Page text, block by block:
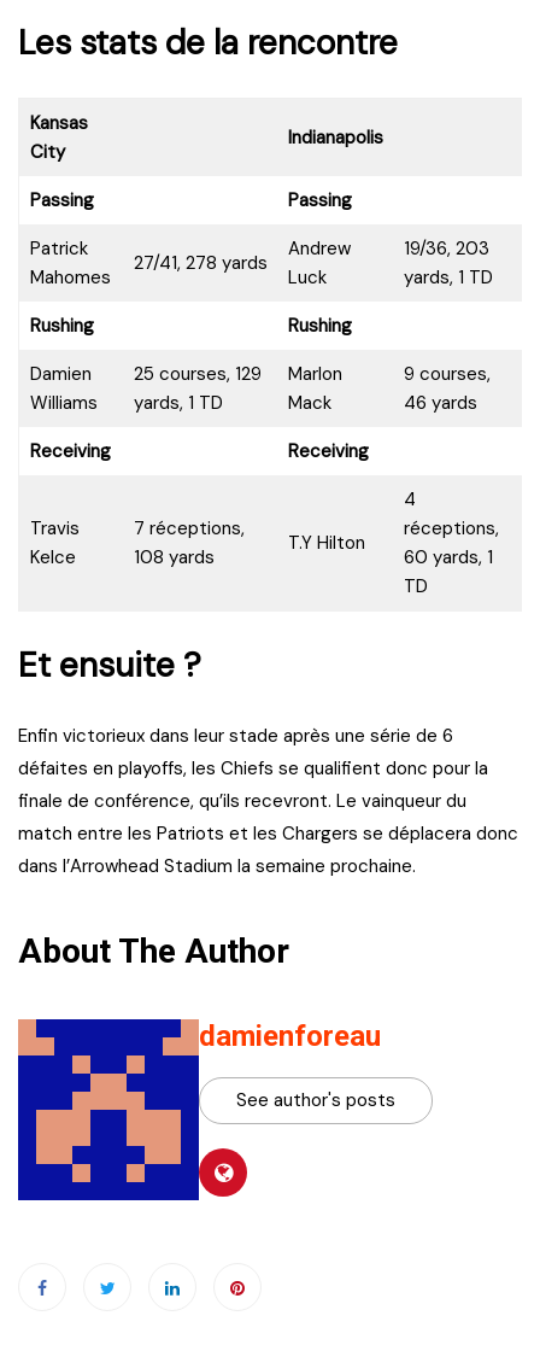
Les stats de la rencontre
Kansas
City
Indianapolis
Passing
Passing
Patrick
Mahomes
27/41, 278 yards
Andrew
Luck
19/36, 203
yards, 1 TD
Rushing
Rushing
Damien
Williams
25 courses, 129
yards, 1 TD
Marlon
Mack
9 courses,
46 yards
Receiving
Receiving
Travis
Kelce
7 réceptions,
108 yards
T.Y Hilton
4
réceptions,
60 yards, 1
TD
Et ensuite ?
Enfin victorieux dans leur stade après une série de 6
défaites en playoffs, les Chiefs se qualifient donc pour la
finale de conférence, qu’ils recevront. Le vainqueur du
match entre les Patriots et les Chargers se déplacera donc
dans l’Arrowhead Stadium la semaine prochaine.
About The Author
damienforeau
See author's posts